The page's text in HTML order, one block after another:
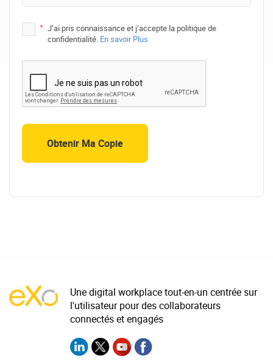
* J’ai pris connaissance et j’accepte la politique de
confidentialité. En savoir Plus
Une digital workplace tout-en-un centrée sur
l'utilisateur pour des collaborateurs
connectés et engagés